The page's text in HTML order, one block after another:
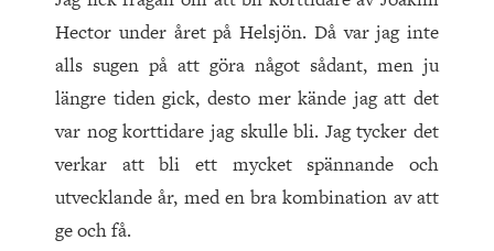
Hector under året på Helsjön. Då var jag inte
alls sugen på att göra något sådant, men ju
längre tiden gick, desto mer kände jag att det
var nog korttidare jag skulle bli. Jag tycker det
verkar att bli ett mycket spännande och
utvecklande år, med en bra kombination av att
ge och få.